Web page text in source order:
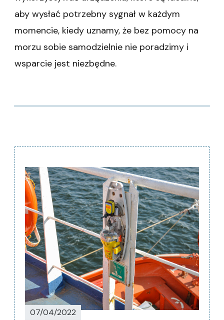
aby wysłać potrzebny sygnał w każdym
momencie, kiedy uznamy, że bez pomocy na
morzu sobie samodzielnie nie poradzimy i
wsparcie jest niezbędne.
Nawigacja
wpisu
07/04/2022